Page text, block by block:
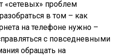
«сетевых» проблем
в том – как
на телефоне нужно –
с повседневными
обращать на